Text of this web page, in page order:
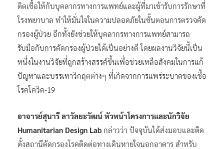
ติดเชื้อให้กับบุคลากรทางการแพทย์และผู้ที่มาเข้ารับการรักษาที่
โรงพยาบาล ทำให้มั่นใจในความปลอดภัยในขั้นตอนการตรวจคัด
กรองผู้ป่วย อีกทั้งยังช่วยให้บุคลากรทางการแพทย์สามารถ
รับมือกับการคัดกรองผู้ป่วยได้เป็นอย่างดี โดยผลงานวิจัยนี้เป็น
หนึ่งในงานวิจัยที่ถูกสร้างสรรค์ขึ้นเพื่อช่วยเหลือสังคมในการแก้
ปัญหาและบรรเทาวิกฤตต่างๆ ที่เกิดจากการแพร่ระบาดของเชื้อ
โรคโควิด-19
อาจารย์สุนารี ลาวัลยะวัฒน์ หัวหน้าโครงการและนักวิจัย
Humanitarian Design Lab กล่าวว่า ปัจจุบันได้ส่งมอบและติด
ตั้งสถานีคัดกรองโรคติดต่อทางเดินหายใจนอกอาคาร สำหรับ